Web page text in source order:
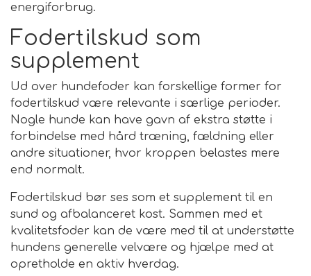
energiforbrug.
Fodertilskud som
supplement
Ud over hundefoder kan forskellige former for
fodertilskud være relevante i særlige perioder.
Nogle hunde kan have gavn af ekstra støtte i
forbindelse med hård træning, fældning eller
andre situationer, hvor kroppen belastes mere
end normalt.
Fodertilskud bør ses som et supplement til en
sund og afbalanceret kost. Sammen med et
kvalitetsfoder kan de være med til at understøtte
hundens generelle velvære og hjælpe med at
opretholde en aktiv hverdag.